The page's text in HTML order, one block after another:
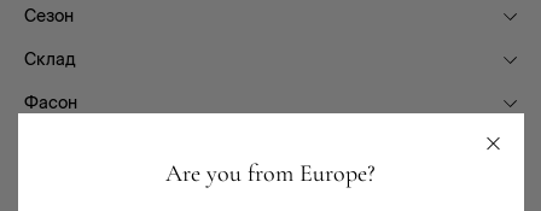
Are you from Europe?
Сезон
Склад
Фасон
Доставка та повернення